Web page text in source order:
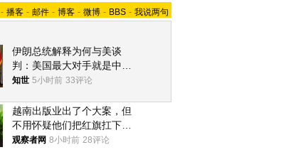
- 播客 - 邮件 - 博客 - 微博 - BBS - 我说两句
伊朗总统解释为何与美谈
判：美国最大对手就是中
国，但他们也在对话
知世 5小时前 33评论
越南出版业出了个大案，但
不用怀疑他们把红旗扛下去
的决心
观察者网 8小时前 28评论